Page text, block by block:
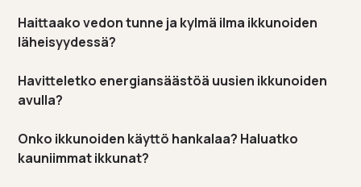
Haittaako vedon tunne ja kylmä ilma ikkunoiden
läheisyydessä?
Havitteletko energiansäästöä uusien ikkunoiden
avulla?
Onko ikkunoiden käyttö hankalaa? Haluatko
kauniimmat ikkunat?